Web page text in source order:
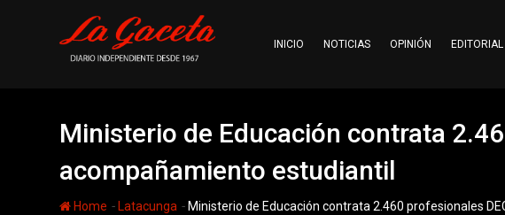
INICIO NOTICIAS OPINIÓN EDITORIAL
Ministerio de Educación contrata
acompañamiento estudiantil
Home - Latacunga - Ministerio de Educación contrata 2.460 profesionales